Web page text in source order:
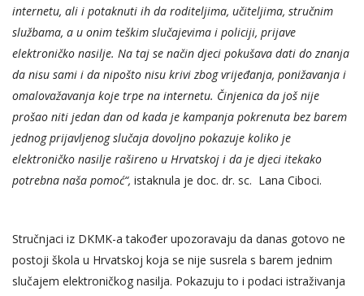
internetu, ali i potaknuti ih da roditeljima, učiteljima, stručnim
službama, a u onim teškim slučajevima i policiji, prijave
elektroničko nasilje. Na taj se način djeci pokušava dati do znanja
da nisu sami i da nipošto nisu krivi zbog vrijeđanja, ponižavanja i
omalovažavanja koje trpe na internetu. Činjenica da još nije
prošao niti jedan dan od kada je kampanja pokrenuta bez barem
jednog prijavljenog slučaja dovoljno pokazuje koliko je
elektroničko nasilje rašireno u Hrvatskoj i da je djeci itekako
potrebna naša pomoć“, istaknula je doc. dr. sc. Lana Ciboci.
Stručnjaci iz DKMK-a također upozoravaju da danas gotovo ne
postoji škola u Hrvatskoj koja se nije susrela s barem jednim
slučajem elektroničkog nasilja. Pokazuju to i podaci istraživanja